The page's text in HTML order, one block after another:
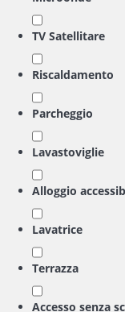
TV Satellitare
Riscaldamento
Parcheggio
Lavastoviglie
Alloggio
Lavatrice
Terrazza
Accesso senza